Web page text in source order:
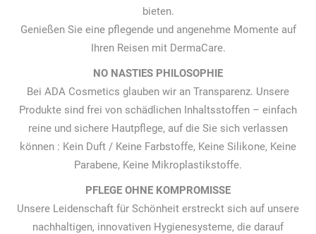
bieten.
Genießen Sie eine pflegende und angenehme Momente auf
Ihren Reisen mit DermaCare.
NO NASTIES PHILOSOPHIE
Bei ADA Cosmetics glauben wir an Transparenz. Unsere
Produkte sind frei von schädlichen Inhaltsstoffen – einfach
reine und sichere Hautpflege, auf die Sie sich verlassen
können : Kein Duft / Keine Farbstoffe, Keine Silikone, Keine
Parabene, Keine Mikroplastikstoffe.
PFLEGE OHNE KOMPROMISSE
Unsere Leidenschaft für Schönheit erstreckt sich auf unsere
nachhaltigen, innovativen Hygienesysteme, die darauf